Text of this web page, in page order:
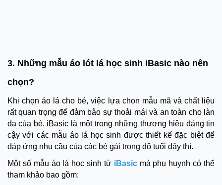
3. Những mẫu áo lót lá học sinh iBasic nào nên
chọn?
Khi chọn áo lá cho bé, việc lựa chọn mẫu mã và chất liệu
rất quan trọng để đảm bảo sự thoải mái và an toàn cho làn
da của bé. iBasic là một trong những thương hiệu đáng tin
cậy với các mẫu áo lá học sinh được thiết kế đặc biệt để
đáp ứng nhu cầu của các bé gái trong độ tuổi dậy thì.
Một số mẫu áo lá học sinh từ iBasicmà phụ huynh có thể
tham khảo bao gồm: